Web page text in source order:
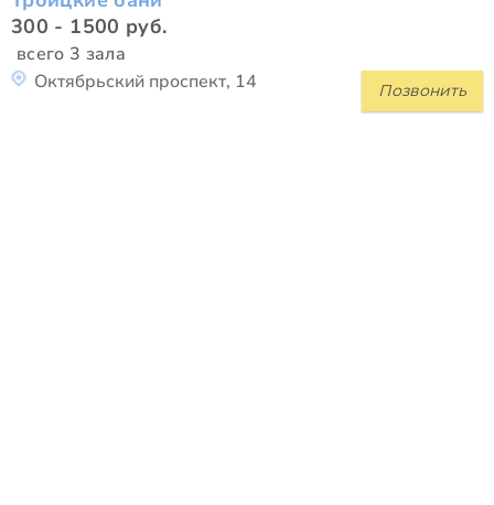
300 - 1500 руб.
всего 3 зала
Позвонить
Октябрьский проспект, 14